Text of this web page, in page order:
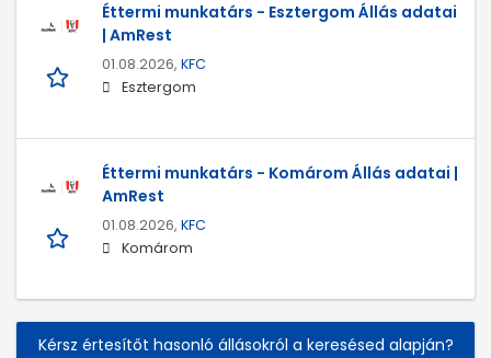
Éttermi munkatárs - Esztergom Állás adatai
| AmRest
01.08.2026, KFC
Esztergom
Éttermi munkatárs - Komárom Állás adatai |
AmRest
01.08.2026, KFC
Komárom
Kérsz értesítőt hasonló állásokról a keresésed alapján?